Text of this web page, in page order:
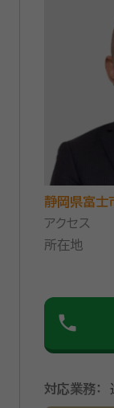
静岡県富士
アクセス
所在地
phone
対応業務：